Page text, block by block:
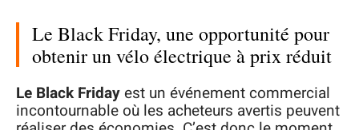
Le Black Friday, une opportunité pour
obtenir un vélo électrique à prix réduit
Le Black Fridayest un événement commercial
incontournable où les acheteurs avertis peuvent